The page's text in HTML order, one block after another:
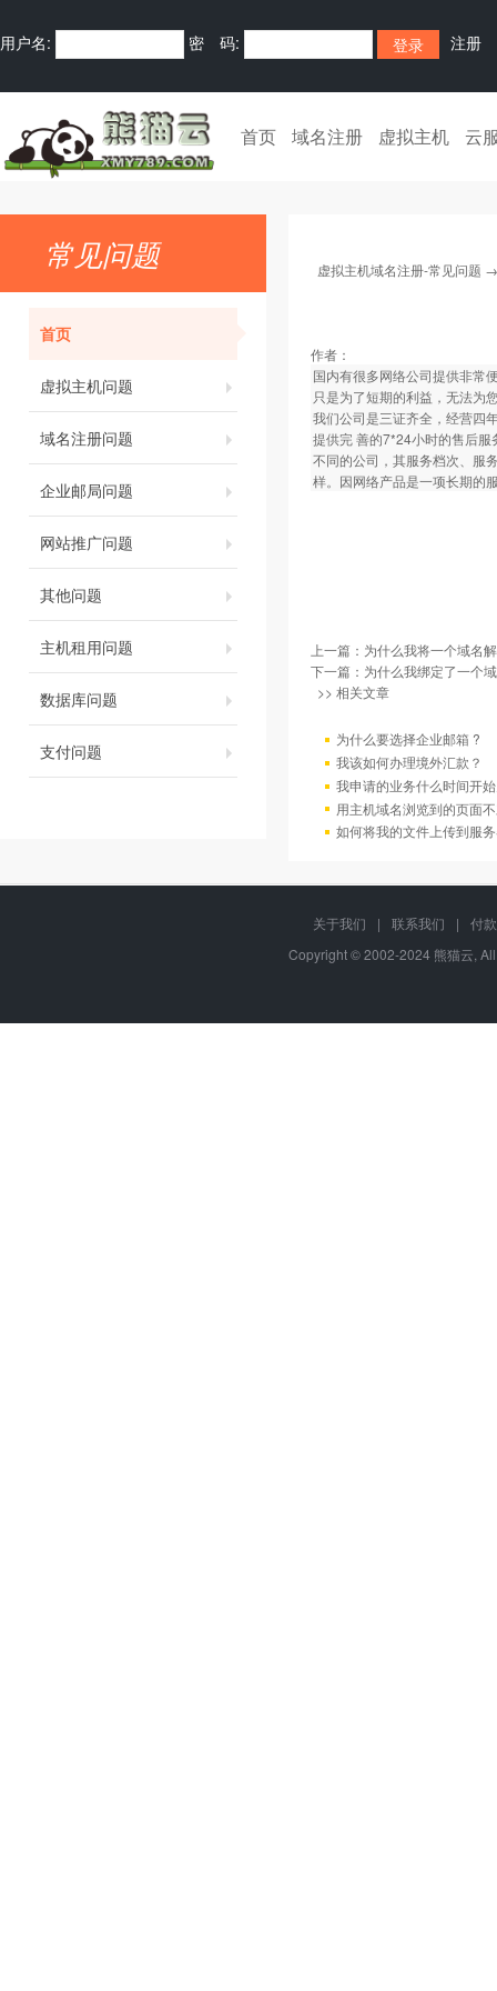
用户名: 密 码: 注册
首页 域名注册 虚拟主机 云
常见问题
首页
虚拟主机问题
域名注册问题
企业邮局问题
网站推广问题
其他问题
主机租用问题
数据库问题
支付问题
虚拟主机域名注册-常见问题
作者：
国内有很多网络公司提供非常
只是为了短期的利益，无法为
我们公司是三证齐全，经营四
提供完 善的7*24小时的售后
不同的公司，其服务档次、服
样。因网络产品是一项长期的
上一篇： 为什么我将一个域名
下一篇： 为什么我绑定了一个
>> 相关文章
为什么要选择企业邮箱 ?
我该如何办理境外汇款？
我申请的业务什么时间开
用主机域名浏览到的页面
如何将我的文件上传到服
关于我们 | 联系我们 |
付
Copyright © 2002-2024 熊猫云,